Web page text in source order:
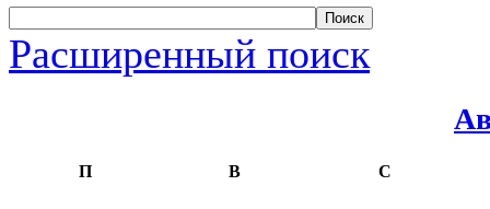
Расширенный поиск
П В С